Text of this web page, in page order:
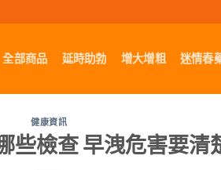
全部商品 延時助勃 增大增粗 迷情春
健康資訊
些檢查 早洩危害要清